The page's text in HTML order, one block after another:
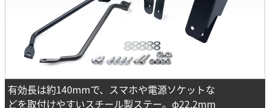
有効長は約140mmで、スマホや電源ソケットな
どを取付けやすいスチール製ステー。φ22.2mm